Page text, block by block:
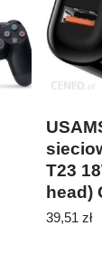
T23
head)
Fast
39,51zł